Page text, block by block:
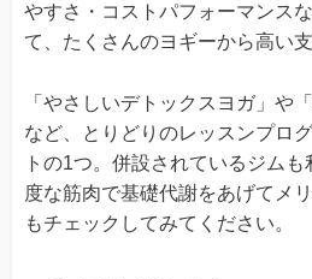
やすさ・コストパフォーマンス
て、たくさんのヨギーから高い
「やさしいデトックスヨガ」や
など、とりどりのレッスンプロ
トの1つ。併設されているジム
度な筋肉で基礎代謝をあげてメ
もチェックしてみてください。